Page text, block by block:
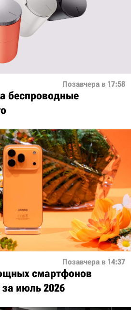
Позавчера в 17:58
беспроводные
Позавчера в 14:37
смартфонов
за июль 2026